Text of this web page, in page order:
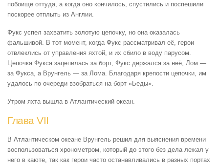
побоище оттуда, а когда оно кончилось, спустились и поспешили
поскорее отплыть из Англии.
Фукс успел захватить золотую цепочку, но она оказалась
фальшивой. В тот момент, когда Фукс рассматривал её, герои
отвлеклись от управления яхтой, и их сбило в воду парусом.
Цепочка Фукса зацепилась за борт, Фукс держался за неё, Лом —
за Фукса, а Врунгель — за Лома. Благодаря крепости цепочки, им
удалось по очереди взобраться на борт «Беды».
Утром яхта вышла в Атлантический океан.
Глава VII
В Атлантическом океане Врунгель решил для выяснения времени
воспользоваться хронометром, который до этого без дела лежал у
него в каюте, так как герои часто останавливались в разных портах